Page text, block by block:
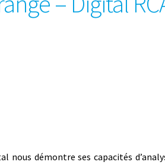
nous démontre ses capacités